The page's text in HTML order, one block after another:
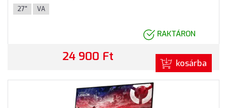
27" VA
RAKTÁRON
24 900 Ft kosárba